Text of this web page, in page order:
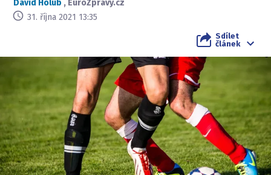
David Holub , EuroZprávy.cz
31. října 2021 13:35
Sdílet
článek